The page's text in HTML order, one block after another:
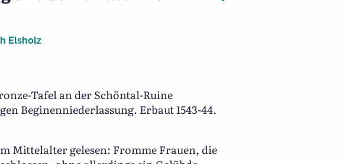
Elsholz
Tafel an der Schöntal-Ruine
Beginenniederlassung. Erbaut 1543-44.
Mittelalter gelesen: Fromme Frauen, die